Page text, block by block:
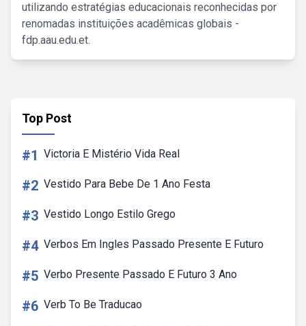
utilizando estratégias educacionais reconhecidas por
renomadas instituições acadêmicas globais -
fdp.aau.edu.et.
Top Post
#1 Victoria E Mistério Vida Real
#2 Vestido Para Bebe De 1 Ano Festa
#3 Vestido Longo Estilo Grego
#4 Verbos Em Ingles Passado Presente E Futuro
#5 Verbo Presente Passado E Futuro 3 Ano
#6 Verb To Be Traducao